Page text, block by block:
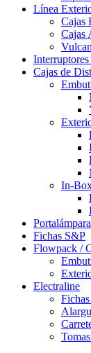
Línea
Cajas
Cajas
Cajas de
In-
Fichas S&P
Flowpack /
Electraline